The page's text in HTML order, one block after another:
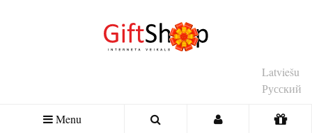
Latviešu
Русский
Menu